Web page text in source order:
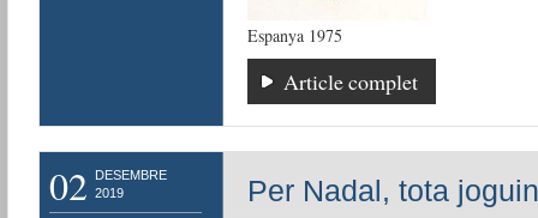
Espanya 1975
Article complet
02
DESEMBRE
2019
Per Nadal, tota